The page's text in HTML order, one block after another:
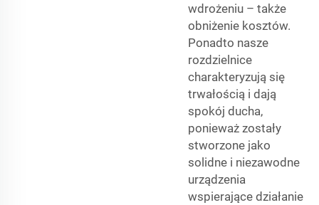
wdrożeniu – także
obniżenie kosztów.
Ponadto nasze
rozdzielnice
charakteryzują się
trwałością i dają
spokój ducha,
ponieważ zostały
stworzone jako
solidne i niezawodne
urządzenia
wspierające działanie